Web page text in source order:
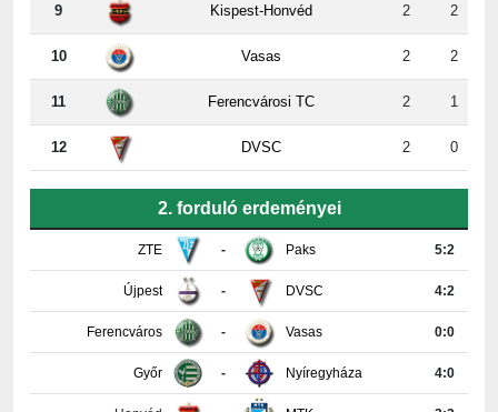
9 Kispest-Honvéd 2 2
10 Vasas 2 2
11 Ferencvárosi TC 2 1
12 DVSC 2 0
2. forduló erdeményei
ZTE - Paks 5:2
Újpest - DVSC 4:2
Ferencváros - Vasas 0:0
Győr - Nyíregyháza 4:0